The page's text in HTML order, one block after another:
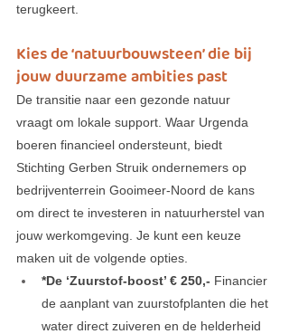
terugkeert.
Kies de ‘natuurbouwsteen’ die bij
jouw duurzame ambities past
De transitie naar een gezonde natuur
vraagt om lokale support. Waar Urgenda
boeren financieel ondersteunt, biedt
Stichting Gerben Struik ondernemers op
bedrijventerrein Gooimeer-Noord de kans
om direct te investeren in natuurherstel van
jouw werkomgeving. Je kunt een keuze
maken uit de volgende opties.
*De ‘Zuurstof-boost’ € 250,- Financier
de aanplant van zuurstofplanten die het
water direct zuiveren en de helderheid